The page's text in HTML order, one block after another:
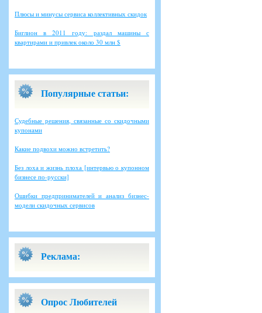
Плюсы и минусы сервиса коллективных скидок
Биглион в 2011 году: раздал машины с
квартирами и привлек около 30 млн $
Популярные статьи:
Судебные решения, связанные со скидочными
купонами
Какие подвохи можно встретить?
Без лоха и жизнь плоха [интервью о купонном
бизнесе по-русски]
Ошибки предпринимателей и анализ бизнес-
модели скидочных сервисов
Реклама:
Опрос Любителей